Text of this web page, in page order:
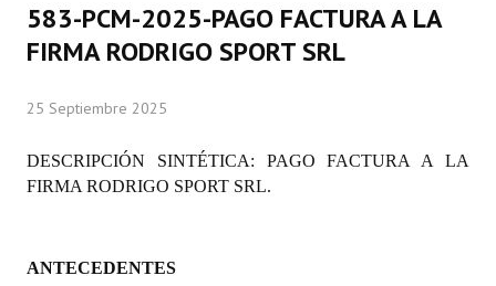
Comisiones Permanentes
Concejales Mandato Cumplido
Programas
Constitución Nacional
583-PCM-2025-PAGO FACTURA A LA
FIRMA RODRIGO SPORT SRL
25 Septiembre 2025
DESCRIPCIÓN SINTÉTICA: PAGO FACTURA A LA
FIRMA RODRIGO SPORT SRL.
ANTECEDENTES